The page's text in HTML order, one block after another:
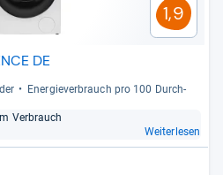
1,9
DE
Ener­gie­ver­brauch pro 100 Durch­
Ver­brauch
Weiterlesen